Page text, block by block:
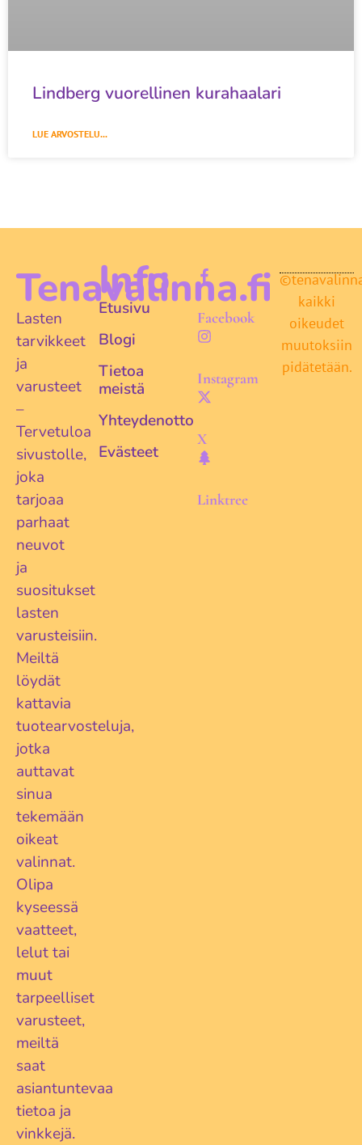
Lindberg vuorellinen kurahaalari
LUE ARVOSTELU...
Tenavalinna.fi
Lasten
tarvikkeet
ja
varusteet
–
Tervetuloa
sivustolle,
joka
tarjoaa
parhaat
neuvot
ja
suositukset
lasten
varusteisiin.
Meiltä
löydät
kattavia
tuotearvosteluja,
jotka
auttavat
sinua
tekemään
oikeat
valinnat.
Olipa
kyseessä
vaatteet,
lelut tai
muut
tarpeelliset
varusteet,
meiltä
saat
asiantuntevaa
tietoa ja
vinkkejä.
Info
Etusivu
Blogi
Tietoa
meistä
Yhteydenotto
Evästeet
Facebook
Instagram
X
Linktree
kaikki
oikeudet
muutoksiin
pidätetään.